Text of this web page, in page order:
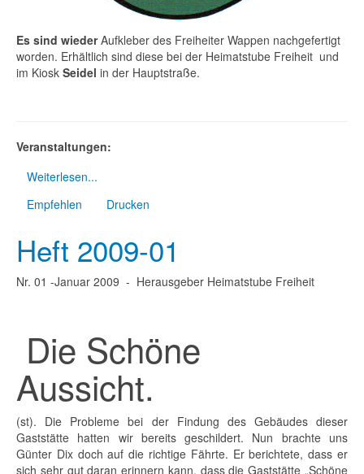
Es sind wiederAufkleber des Freiheiter Wappen nachgefertigt
worden. Erhältlich sind diese bei der Heimatstube Freiheit und
im Kiosk Seidel in der Hauptstraße.
Veranstaltungen:
Weiterlesen...
Empfehlen
Drucken
Heft 2009-01
Nr. 01 -Januar 2009 - Herausgeber Heimatstube Freiheit
Die Schöne
Aussicht.
(st). Die Probleme bei der Findung des Gebäudes dieser
Gaststätte hatten wir bereits geschildert. Nun brachte uns
Günter Dix doch auf die richtige Fährte. Er berichtete, dass er
sich sehr gut daran erinnern kann, dass die Gaststätte „Schöne